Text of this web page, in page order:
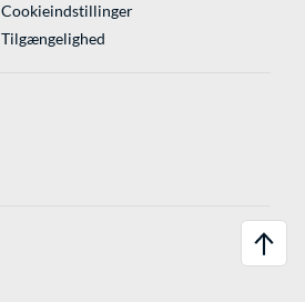
Cookieindstillinger
Tilgængelighed